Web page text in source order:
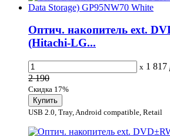
Оптич. накопитель ext.
(Hitachi-LG...
x 1 817
2 190
Скидка 17%
USB 2.0, Tray, Android compatible, Retail